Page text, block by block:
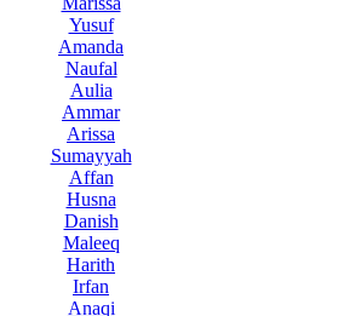
Yusuf
Amanda
Naufal
Aulia
Ammar
Arissa
Sumayyah
Affan
Husna
Danish
Maleeq
Harith
Irfan
Anaqi